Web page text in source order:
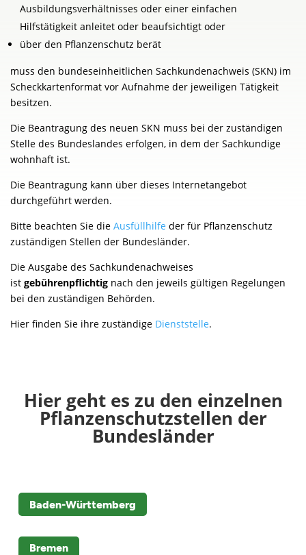
Ausbildungsverhältnisses oder einer einfachen
Hilfstätigkeit anleitet oder beaufsichtigt oder
über den Pflanzenschutz berät
muss den bundeseinheitlichen Sachkundenachweis (SKN) im
Scheckkartenformat vor Aufnahme der jeweiligen Tätigkeit
besitzen.
Die Beantragung des neuen SKN muss bei der zuständigen
Stelle des Bundeslandes erfolgen, in dem der Sachkundige
wohnhaft ist.
Die Beantragung kann über dieses Internetangebot
durchgeführt werden.
Bitte beachten Sie die Ausfüllhilfe der für Pflanzenschutz
zuständigen Stellen der Bundesländer.
Die Ausgabe des Sachkundenachweises
ist gebührenpflichtig nach den jeweils gültigen Regelungen
bei den zuständigen Behörden.
Hier finden Sie ihre zuständige Dienststelle.
Hier geht es zu den einzelnen
Pflanzenschutzstellen der
Bundesländer
Baden-Württemberg
Bremen